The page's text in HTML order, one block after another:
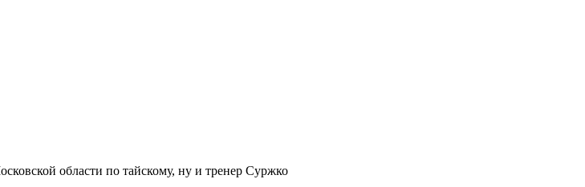
области по тайскому, ну и тренер Суржко